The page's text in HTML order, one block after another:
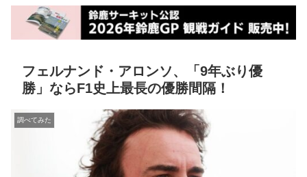
フェルナンド・アロンソ、「9年ぶり優
勝」ならF1史上最長の優勝間隔！
調べてみた